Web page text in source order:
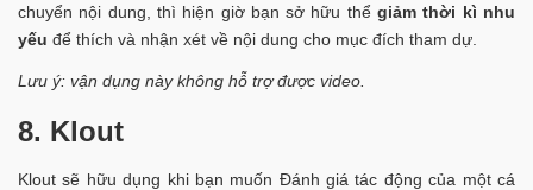
chuyển nội dung, thì hiện giờ bạn sở hữu thểgiảm thời kì nhu
yếu để thích và nhận xét về nội dung cho mục đích tham dự.
Lưu ý: vận dụng này không hỗ trợ được video.
8. Klout
Klout sẽ hữu dụng khi bạn muốn Đánh giá tác động của một cá